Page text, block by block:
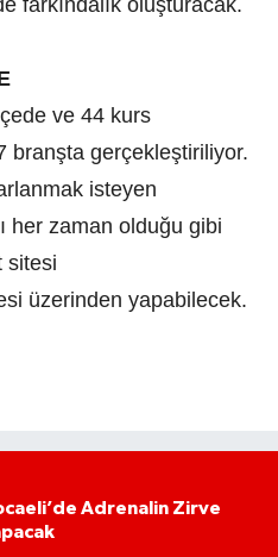
farkındalık oluşturacak.
ve 44 kurs
branşta gerçekleştiriliyor.
isteyen
her zaman olduğu gibi
sitesi
üzerinden yapabilecek.
Adrenalin Zirve